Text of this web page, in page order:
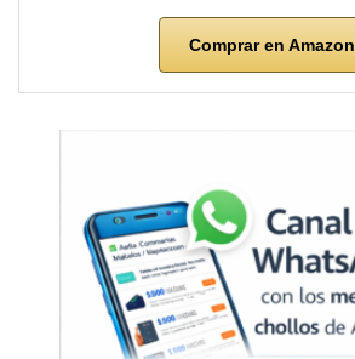
Comprar en Amazon